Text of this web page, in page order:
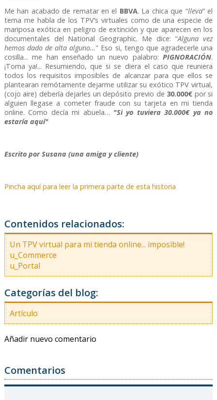
Me han acabado de rematar en el BBVA. La chica que “lleva” el
tema me habla de los TPV’s virtuales como de una especie de
mariposa exótica en peligro de extinción y que aparecen en los
documentales del National Geographic. Me dice: "Alguna vez
hemos dado de alta alguno…" Eso si, tengo que agradecerle una
cosilla... me han enseñado un nuevo palabro:PIGNORACIÓN.
¡Toma ya!... Resumiendo, que si se diera el caso que reuniera
todos los requisitos imposibles de alcanzar para que ellos se
plantearan remótamente dejarme utilizar su exótico TPV virtual,
(cojo aire) debería dejarles un depósito previo de 30.000€ por si
alguien llegase a cometer fraude con su tarjeta en mi tienda
online. Como decía mi abuela… "Si yo tuviera 30.000€ ya no
estaría aquí"
Escrito por Susana (una amiga y cliente)
Pincha aquí para leer la primera parte de esta historia
Contenidos relacionados:
Un TPV virtual para mi tienda online... imposible!
u_Commerce
u_Portal
Categorías del blog:
Artículo
Añadir nuevo comentario
Comentarios